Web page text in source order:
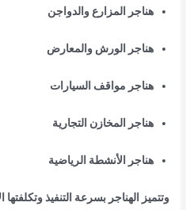
هناجر المزارع والدواجن
هناجر الورش والمعارض
هناجر مواقف السيارات
هناجر المخازن التجارية
هناجر الأنشطة الرياضية
وتتميز الهناجر بسرعة التنفيذ وتكلفتها